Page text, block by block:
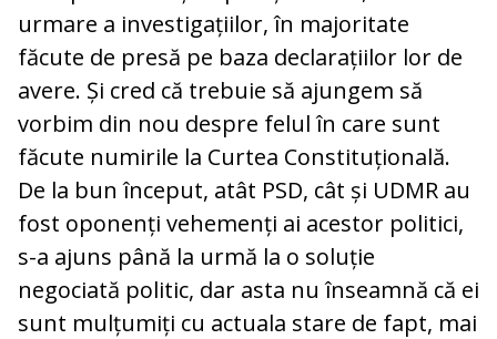
urmare a investigațiilor, în majoritate
făcute de presă pe baza declarațiilor lor de
avere. Și cred că trebuie să ajungem să
vorbim din nou despre felul în care sunt
făcute numirile la Curtea Constituțională.
De la bun început, atât PSD, cât și UDMR au
fost oponenți vehemenți ai acestor politici,
s-a ajuns până la urmă la o soluție
negociată politic, dar asta nu înseamnă că ei
sunt mulțumiți cu actuala stare de fapt, mai